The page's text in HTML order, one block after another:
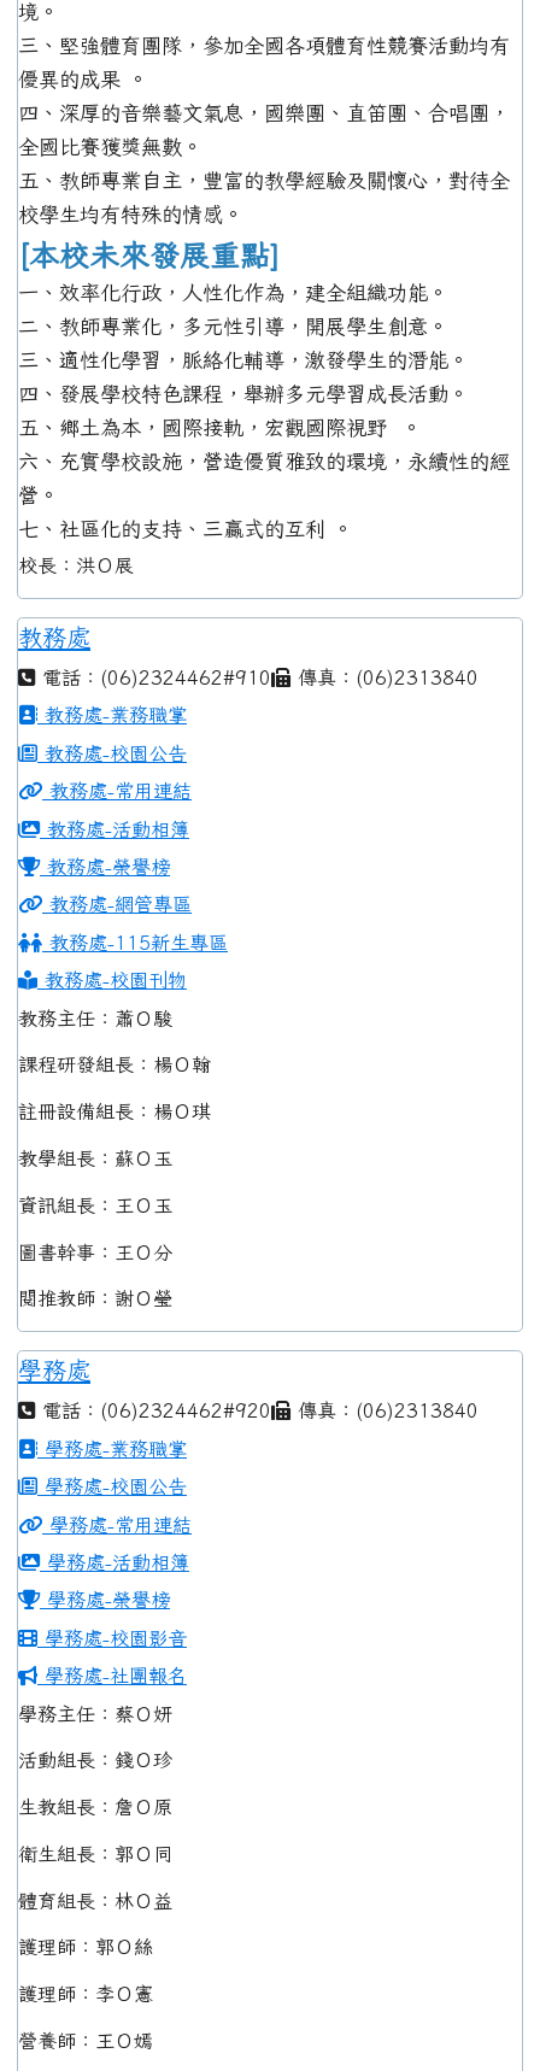
境。
三、堅強體育團隊，參加全國各項體育性競賽活動均有
優異的成果 。
四、深厚的音樂藝文氣息，國樂團、直笛團、合唱團，
全國比賽獲獎無數。
五、教師專業自主，豐富的教學經驗及關懷心，對待全
校學生均有特殊的情感。
[本校未來發展重點]
一、效率化行政，人性化作為，建全組織功能。
二、教師專業化，多元性引導，開展學生創意。
三、適性化學習，脈絡化輔導，激發學生的潛能。
四、發展學校特色課程，舉辦多元學習成長活動。
五、鄉土為本，國際接軌，宏觀國際視野 。
六、充實學校設施，營造優質雅致的環境，永續性的經
營。
七、社區化的支持、三贏式的互利 。
校長：洪Ｏ展
教務處
電話：(06)2324462#910
傳真：(06)2313840
教務處-業務職掌
教務處-校園公告
教務處-常用連結
教務處-活動相簿
教務處-榮譽榜
教務處-網管專區
教務處-115新生專區
教務處-校園刊物
教務主任：蕭Ｏ駿
課程研發組長：楊Ｏ翰
註冊設備組長：楊Ｏ琪
教學組長：蘇Ｏ玉
資訊組長：王Ｏ玉
圖書幹事：王Ｏ分
閱推教師：謝Ｏ瑩
學務處
電話：(06)2324462#920
傳真：(06)2313840
學務處-業務職掌
學務處-校園公告
學務處-常用連結
學務處-活動相簿
學務處-榮譽榜
學務處-校園影音
學務處-社團報名
學務主任：蔡Ｏ妍
活動組長：錢Ｏ珍
生教組長：詹Ｏ原
衛生組長：郭Ｏ同
體育組長：林Ｏ益
護理師：郭Ｏ絲
護理師：李Ｏ憲
營養師：王Ｏ嫣